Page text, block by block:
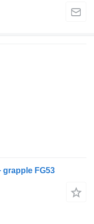
grapple FG53